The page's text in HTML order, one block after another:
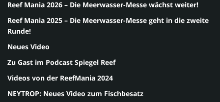
Reef Mania 2026 – Die Meerwasser-Messe wächst weiter!
Reef Mania 2025 – Die Meerwasser-Messe geht in die zweite
Runde!
Neues Video
Zu Gast im Podcast Spiegel Reef
Videos von der ReefMania 2024
NEYTROP: Neues Video zum Fischbesatz